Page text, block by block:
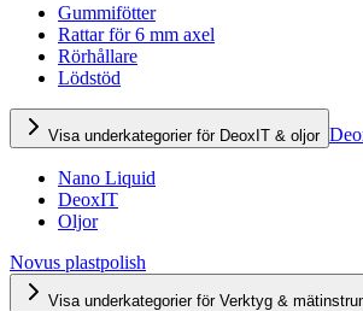
Gummifötter
Rattar för 6 mm axel
Rörhållare
Lödstöd
Visa underkategorier för DeoxIT & oljor
Nano Liquid
DeoxIT
Oljor
Novus plastpolish
Visa underkategorier för Verktyg &